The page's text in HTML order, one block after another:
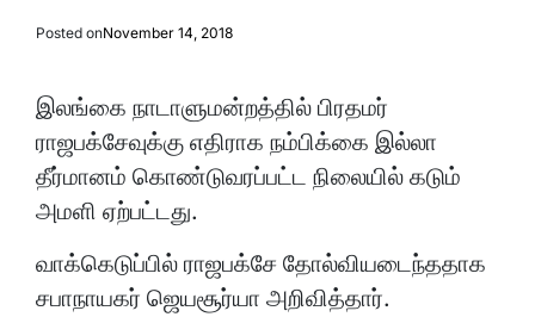
Posted onNovember 14, 2018
இலங்கை நாடாளுமன்றத்தில் பிரதமர்
ராஜபக்சேவுக்கு எதிராக நம்பிக்கை இல்லா
தீர்மானம் கொண்டுவரப்பட்ட நிலையில் கடும்
அமளி ஏற்பட்டது.
வாக்கெடுப்பில் ராஜபக்சே தோல்வியடைந்ததாக
சபாநாயகர் ஜெயசூர்யா அறிவித்தார்.